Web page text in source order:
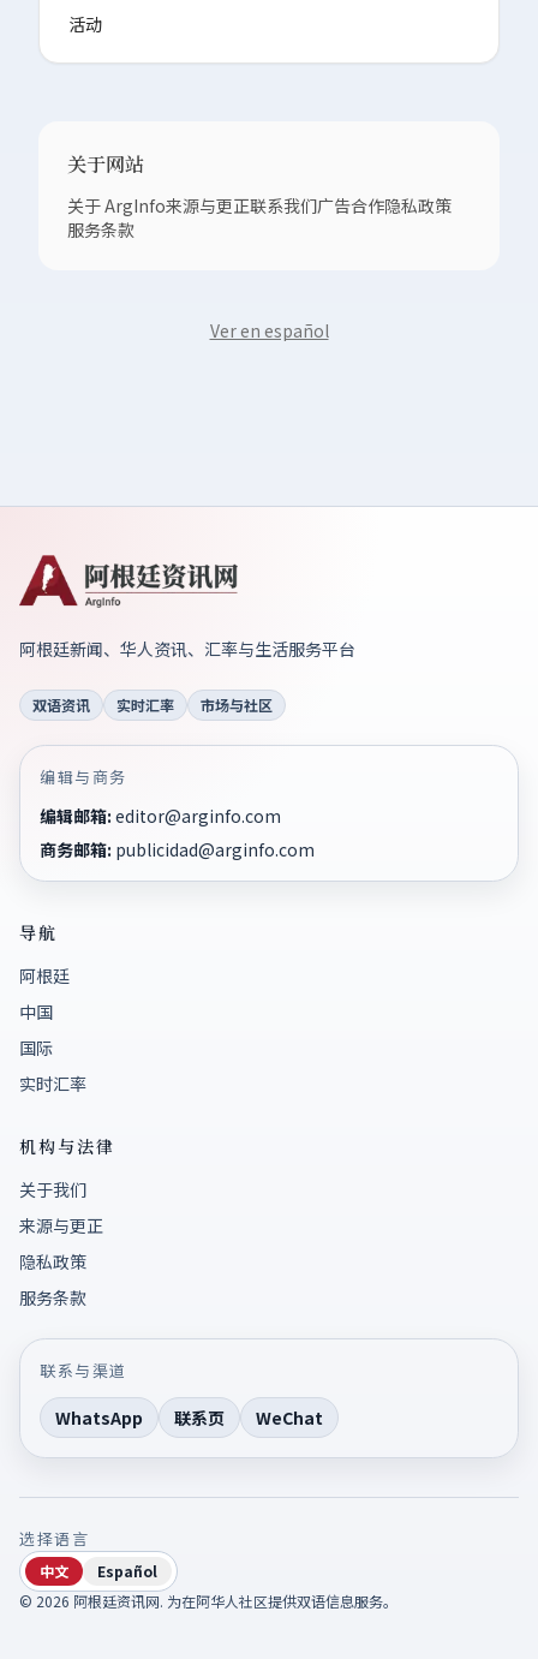
活动
关于网站
关于 ArgInfo来源与更正联系我们广告合作隐私政策
服务条款
Ver en español
阿根廷新闻、华人资讯、汇率与生活服务平台
双语资讯 实时汇率 市场与社区
编辑与商务
编辑邮箱: editor@arginfo.com
商务邮箱: publicidad@arginfo.com
导航
阿根廷
中国
国际
实时汇率
机构与法律
关于我们
来源与更正
隐私政策
服务条款
联系与渠道
WhatsApp 联系页 WeChat
选择语言
中文
Español
© 2026 阿根廷资讯网. 为在阿华人社区提供双语信息服务。